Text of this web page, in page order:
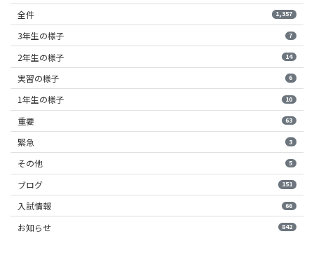
全件 1,357
3年生の様子 7
2年生の様子 14
実習の様子 6
1年生の様子 10
重要 63
緊急 3
その他 5
ブログ 151
入試情報 66
お知らせ 842